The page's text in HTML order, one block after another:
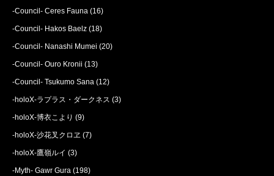
-Council- Ceres Fauna (16)
-Council- Hakos Baelz (18)
-Council- Nanashi Mumei (20)
-Council- Ouro Kronii (13)
-Council- Tsukumo Sana (12)
-holoX-ラプラス・ダークネス (3)
-holoX-博衣こより (9)
-holoX-沙花叉クロヱ (7)
-holoX-鷹嶺ルイ (3)
-Myth- Gawr Gura (198)